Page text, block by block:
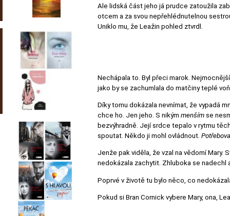
Ale lidská část jeho já prudce zatoužila
otcem a za svou nepřehlédnutelnou
Uniklo mu, že Leažin pohled ztvrdl.
Nechápala to. Byl přeci marok.
jako by se zachumlala do matčiny teplé
Díky tomu dokázala nevnímat, že vypadá
chce ho. Jen jeho. S nikým menším se
bezvýhradně. Její srdce tepalo v rytmu
spoutat. Někdo ji mohl ovládnout.
Jenže pak viděla, že vzal na vědomí Mary.
nedokázala zachytit. Zhluboka se nadechl
Poprvé v životě tu bylo něco, co
Pokud si Bran Cornick vybere Mary, ona,